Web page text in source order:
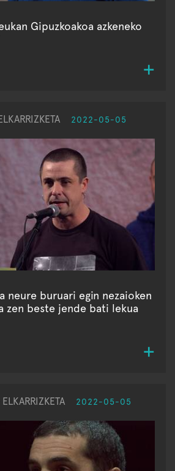
Gipuzkoakoa azkeneko
2022-05-05
neure buruari egin nezaioken
zen beste jende bati lekua
2022-05-05